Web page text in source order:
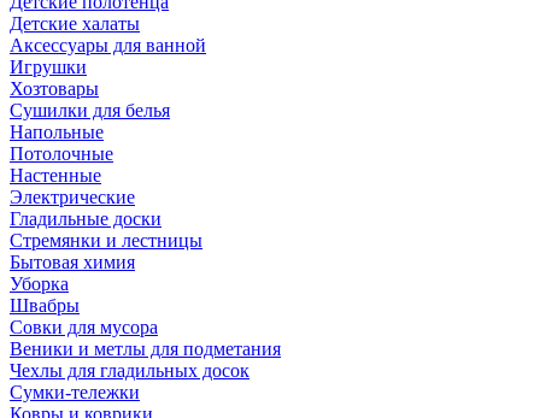
Детские халаты
Аксессуары для ванной
Игрушки
Хозтовары
Сушилки для белья
Напольные
Потолочные
Настенные
Электрические
Гладильные доски
Стремянки и лестницы
Бытовая химия
Уборка
Швабры
Совки для мусора
Веники и метлы для подметания
Чехлы для гладильных досок
Сумки-тележки
Ковры и коврики